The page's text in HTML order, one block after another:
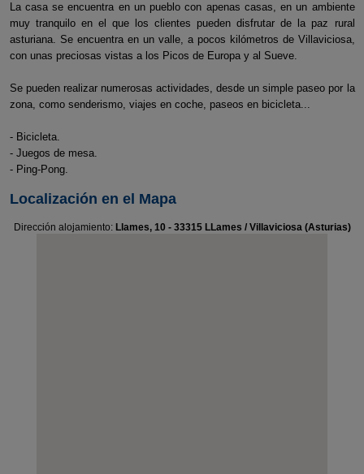
La casa se encuentra en un pueblo con apenas casas, en un ambiente
muy tranquilo en el que los clientes pueden disfrutar de la paz rural
asturiana. Se encuentra en un valle, a pocos kilómetros de Villaviciosa,
con unas preciosas vistas a los Picos de Europa y al Sueve.
Se pueden realizar numerosas actividades, desde un simple paseo por la
zona, como senderismo, viajes en coche, paseos en bicicleta...
- Bicicleta.
- Juegos de mesa.
- Ping-Pong.
Localización en el Mapa
Dirección alojamiento: Llames, 10 - 33315 LLames / Villaviciosa (Asturias)